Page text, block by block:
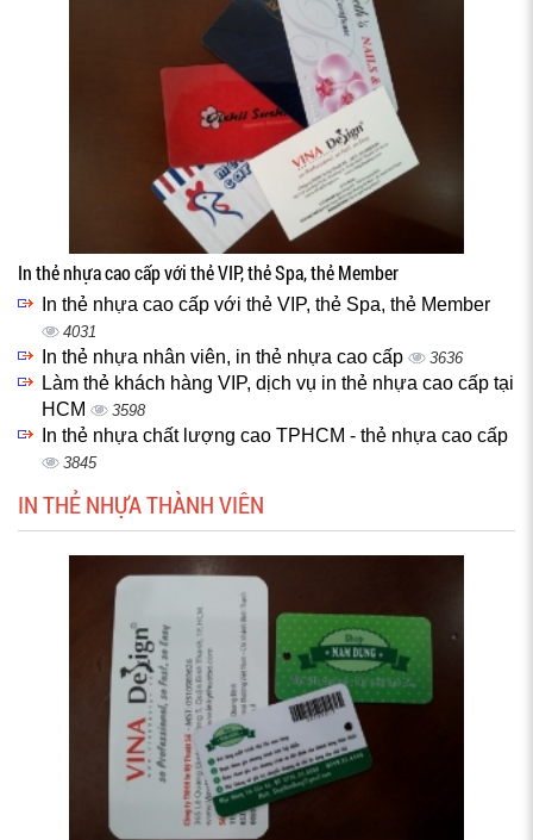
In thẻ nhựa cao cấp với thẻ VIP, thẻ Spa, thẻ Member
In thẻ nhựa cao cấp với thẻ VIP, thẻ Spa, thẻ Member
4031
In thẻ nhựa nhân viên, in thẻ nhựa cao cấp 3636
Làm thẻ khách hàng VIP, dịch vụ in thẻ nhựa cao cấp tại
HCM
3598
In thẻ nhựa chất lượng cao TPHCM - thẻ nhựa cao cấp
3845
IN THẺ NHỰA THÀNH VIÊN